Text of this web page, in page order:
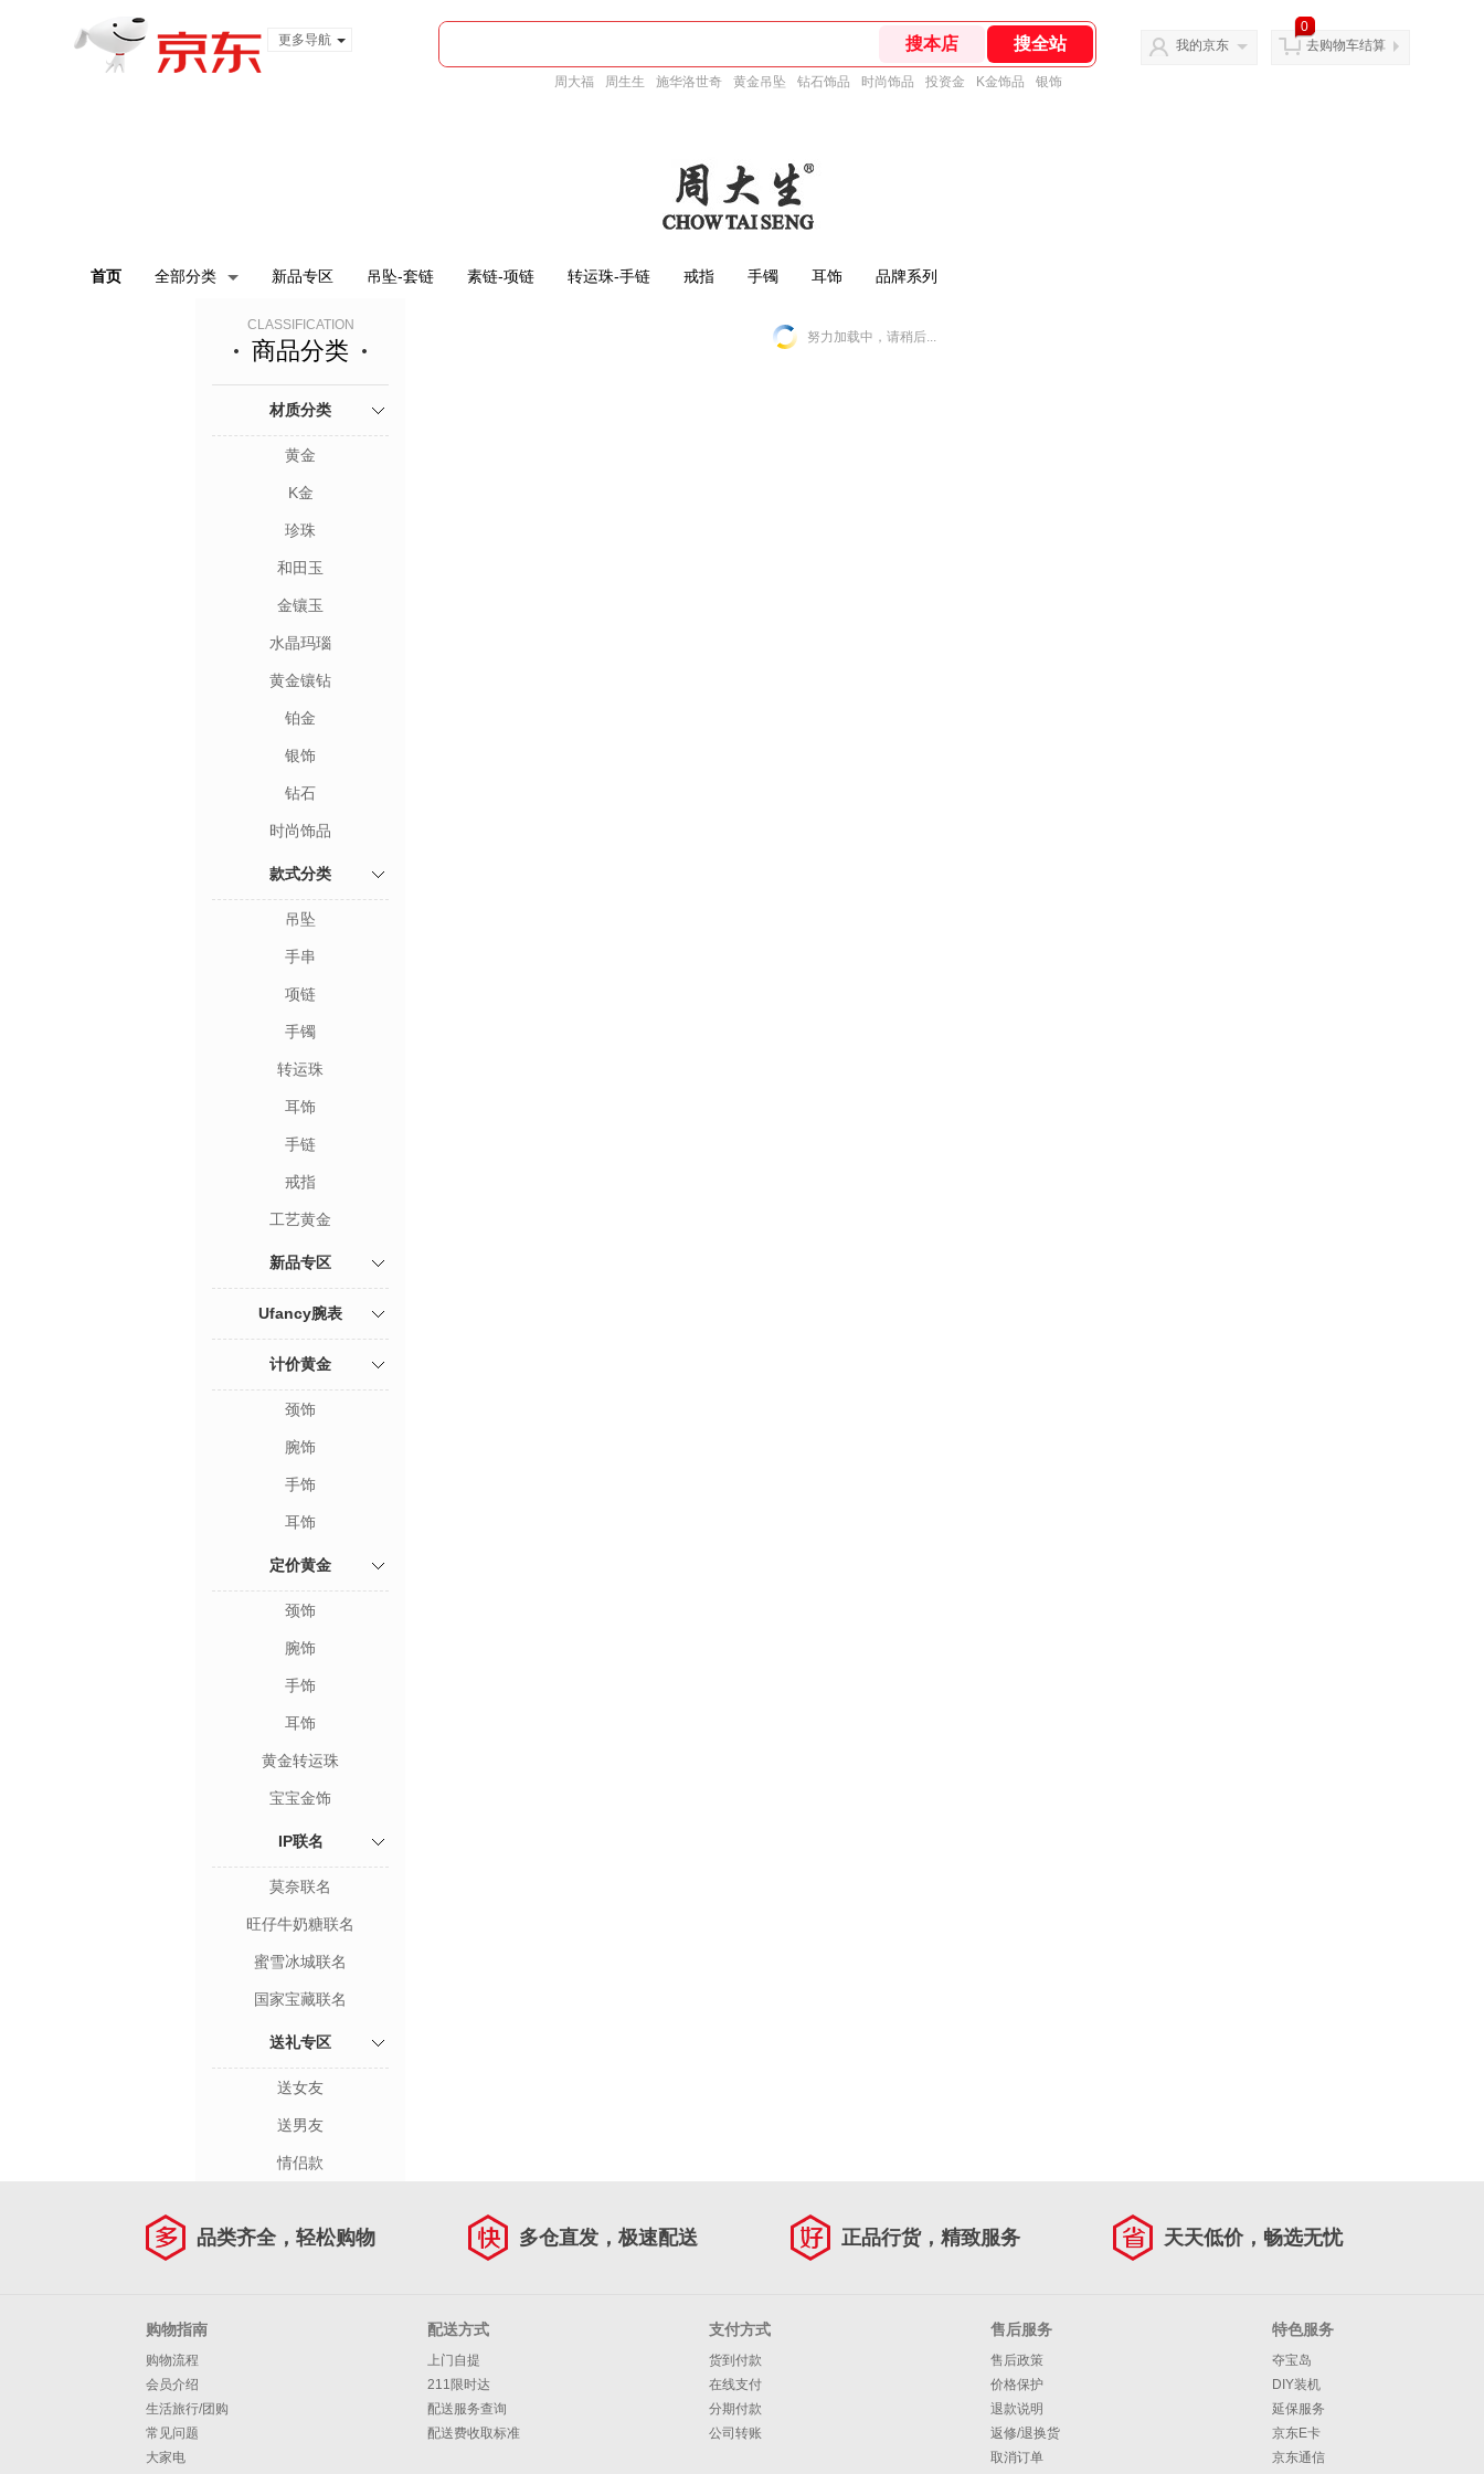
更多导航
周大福 周生生 施华洛世奇 黄金吊坠 钻石饰品 时尚饰品 投资金 K金饰品 银饰
我的京东
0
去购物车结算
首页 全部分类 新品专区 吊坠-套链 素链-项链 转运珠-手链 戒指 手镯 耳饰 品牌系列
CLASSIFICATION
商品分类
材质分类
黄金
K金
珍珠
和田玉
金镶玉
水晶玛瑙
黄金镶钻
铂金
银饰
钻石
时尚饰品
款式分类
吊坠
手串
项链
手镯
转运珠
耳饰
手链
戒指
工艺黄金
新品专区
Ufancy腕表
计价黄金
颈饰
腕饰
手饰
耳饰
定价黄金
颈饰
腕饰
手饰
耳饰
黄金转运珠
宝宝金饰
IP联名
莫奈联名
旺仔牛奶糖联名
蜜雪冰城联名
国家宝藏联名
送礼专区
送女友
送男友
情侣款
努力加载中，请稍后...
品类齐全，轻松购物 多仓直发，极速配送 正品行货，精致服务 天天低价，畅选无忧
购物指南
购物流程
会员介绍
生活旅行/团购
常见问题
大家电
配送方式
上门自提
211限时达
配送服务查询
配送费收取标准
支付方式
货到付款
在线支付
分期付款
公司转账
售后服务
售后政策
价格保护
退款说明
返修/退换货
取消订单
特色服务
夺宝岛
DIY装机
延保服务
京东E卡
京东通信